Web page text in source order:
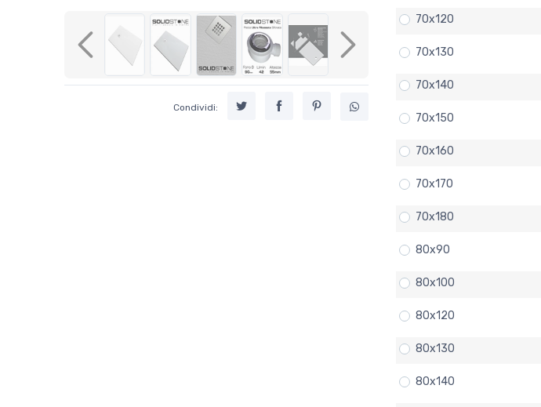
Previous Next
Condividi:
70x120
70x130
70x140
70x150
70x160
70x170
70x180
80x90
80x100
80x120
80x130
80x140